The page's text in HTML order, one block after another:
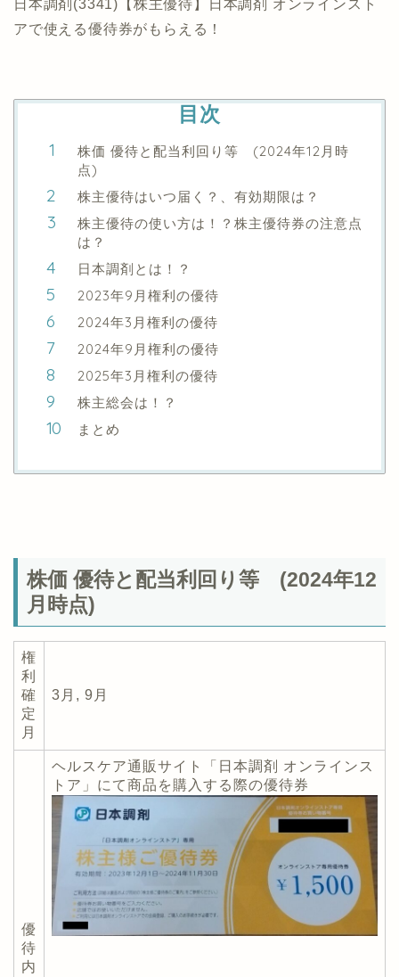
日本調剤(3341)【株主優待】日本調剤 オンラインスト
アで使える優待券がもらえる！
目次
株価 優待と配当利回り等 (2024年12月時
点)
株主優待はいつ届く？、有効期限は？
株主優待の使い方は！？株主優待券の注意点
は？
日本調剤とは！？
2023年9月権利の優待
2024年3月権利の優待
2024年9月権利の優待
2025年3月権利の優待
株主総会は！？
まとめ
株価 優待と配当利回り等 (2024年12
月時点)
権
利
確
定
月
3月, 9月
優
待
内
ヘルスケア通販サイト「日本調剤 オンラインス
トア」にて商品を購入する際の優待券